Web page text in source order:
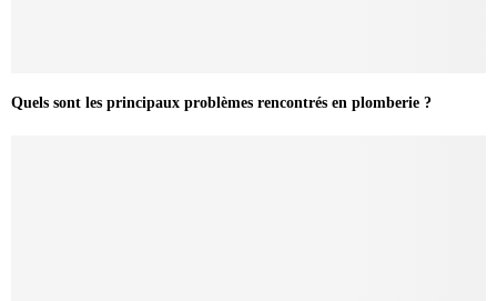
Quels sont les principaux problèmes rencontrés en plomberie ?